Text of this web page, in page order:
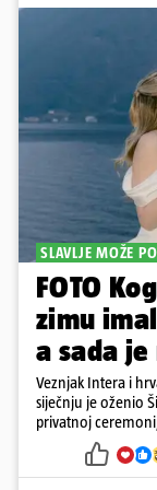
SLAVLJE MOŽE
FOTO
zimu
a sada
Veznjak Intera i
siječnju je oženio
privatnoj